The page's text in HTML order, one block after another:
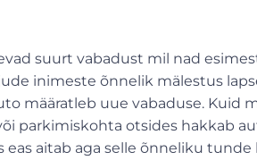
suurt vabadust mil nad
inimeste õnnelik mälestus
määratleb uue vabaduse. Kuid
parkimiskohta otsides hakkab
aitab aga selle õnneliku tunde